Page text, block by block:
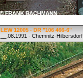
LEW 12005 - DR "106 466-6"
__.08.1991 - Chemnitz-Hilbersdorf